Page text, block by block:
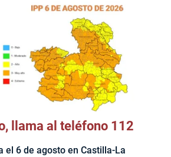
llama al teléfono 112
el 6 de agosto en Castilla-La